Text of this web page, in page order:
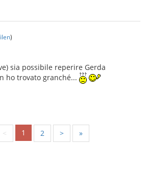
)
sia possibile reperire Gerda
ho trovato granché...
< 1 2 > »